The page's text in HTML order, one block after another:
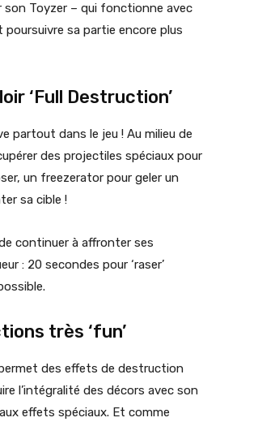
son Toyzer – qui fonctionne avec
sa partie encore plus
‘Full Destruction’
partout dans le jeu ! Au milieu de
des projectiles spéciaux pour
un freezerator pour geler un
sa cible !
continuer à affronter ses
: 20 secondes pour ‘raser’
très ‘fun’
des effets de destruction
l’intégralité des décors avec son
effets spéciaux. Et comme